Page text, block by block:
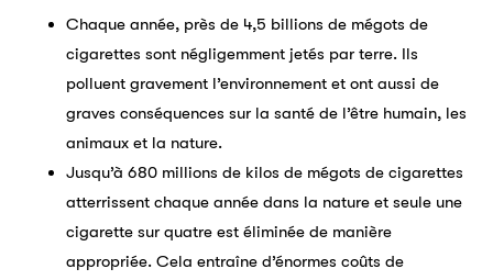
Chaque année, près de 4,5 billions de mégots de
cigarettes sont négligemment jetés par terre. Ils
polluent gravement l’environnement et ont aussi de
graves conséquences sur la santé de l’être humain, les
animaux et la nature.
Jusqu’à 680 millions de kilos de mégots de cigarettes
atterrissent chaque année dans la nature et seule une
cigarette sur quatre est éliminée de manière
appropriée. Cela entraîne d’énormes coûts de